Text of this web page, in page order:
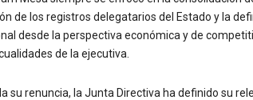
de los registros delegatarios del Estado y la
desde la perspectiva económica y de
de la ejecutiva.
su renuncia, la Junta Directiva ha definido su